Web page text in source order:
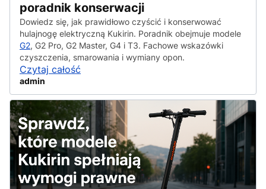
poradnik konserwacji
Dowiedz się, jak prawidłowo czyścić i konserwować
hulajnogę elektryczną Kukirin. Poradnik obejmuje modele
G2, G2 Pro, G2 Master, G4 i T3. Fachowe wskazówki
czyszczenia, smarowania i wymiany opon.
Czytaj całość
admin